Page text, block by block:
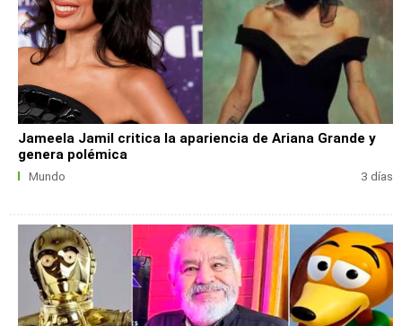
Jameela Jamil critica la apariencia de Ariana Grande y
genera polémica
Mundo 3 días